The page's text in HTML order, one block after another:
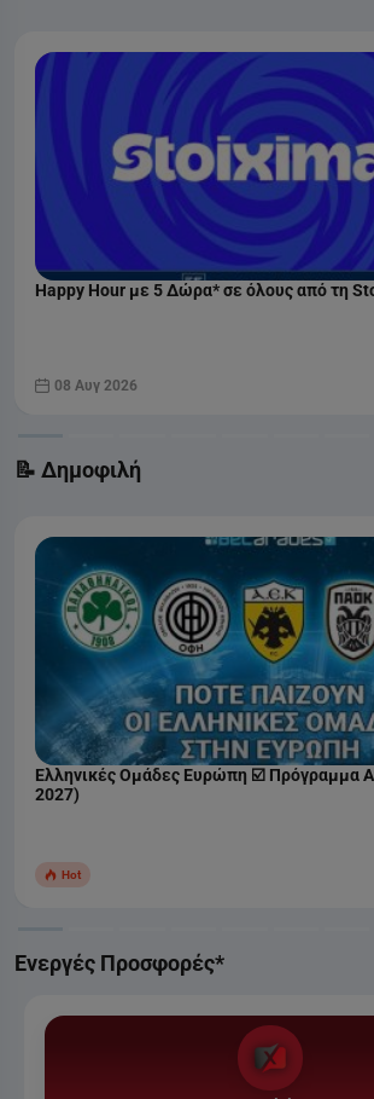
Happy Hour με 5 Δώρα* σε όλους από τη
08 Αυγ 2026
📝 Δημοφιλή
Ελληνικές Ομάδες Ευρώπη ☑️ Πρόγραμμα
2027)
Hot
Ενεργές Προσφορές*